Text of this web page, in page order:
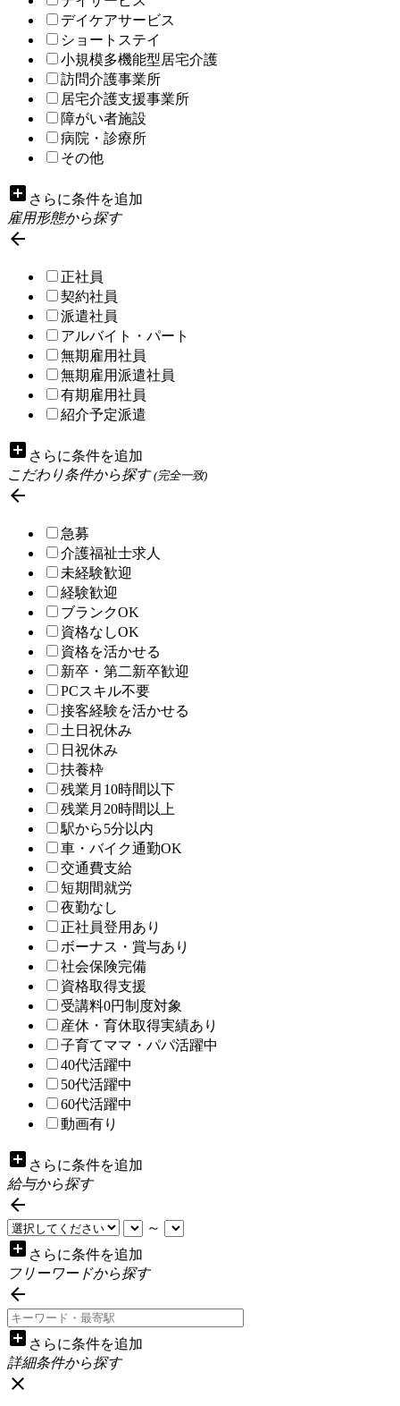
デイケアサービス
ショートステイ
小規模多機能型居宅介護
訪問介護事業所
居宅介護支援事業所
障がい者施設
病院・診療所
その他
add_box さらに条件を追加
雇用形態から探す

正社員
契約社員
派遣社員
アルバイト・パート
無期雇用社員
無期雇用派遣社員
有期雇用社員
紹介予定派遣
add_box さらに条件を追加
こだわり条件から探す(完全一致)

急募
介護福祉士求人
未経験歓迎
経験歓迎
ブランクOK
資格なしOK
資格を活かせる
新卒・第二新卒歓迎
PCスキル不要
接客経験を活かせる
土日祝休み
日祝休み
扶養枠
残業月10時間以下
残業月20時間以上
駅から5分以内
車・バイク通勤OK
交通費支給
短期間就労
夜勤なし
正社員登用あり
ボーナス・賞与あり
社会保険完備
資格取得支援
受講料0円制度対象
産休・育休取得実績あり
子育てママ・パパ活躍中
40代活躍中
50代活躍中
60代活躍中
動画有り
add_box さらに条件を追加
給与から探す

～
add_box さらに条件を追加
フリーワードから探す

add_box さらに条件を追加
詳細条件から探す
close